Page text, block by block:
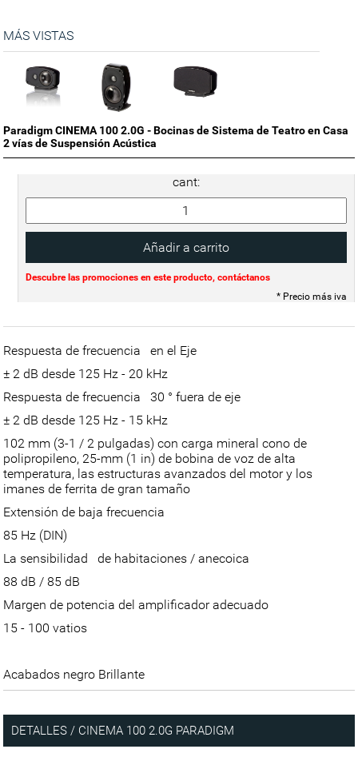
MÁS VISTAS
Paradigm CINEMA 100 2.0G - Bocinas de Sistema de Teatro en Casa
2 vías de Suspensión Acústica
cant:
Descubre las promociones en este producto, contáctanos
* Precio más iva
Respuesta de frecuencia en el Eje
± 2 dB desde 125 Hz - 20 kHz
Respuesta de frecuencia 30 ° fuera de eje
± 2 dB desde 125 Hz - 15 kHz
102 mm (3-1 / 2 pulgadas) con carga mineral cono de
polipropileno, 25-mm (1 in) de bobina de voz de alta
temperatura, las estructuras avanzados del motor y los
imanes de ferrita de gran tamaño
Extensión de baja frecuencia
85 Hz (DIN)
La sensibilidad de habitaciones / anecoica
88 dB / 85 dB
Margen de potencia del amplificador adecuado
15 - 100 vatios
Acabados negro Brillante
DETALLES / CINEMA 100 2.0G PARADIGM